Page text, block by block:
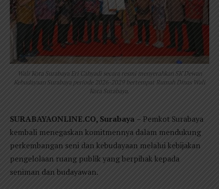
Wali Kota Surabaya Eri Cahyadi secara resmi menyerahkan SK Dewan
Kebudayaan Surabaya periode 2026-2029 bertempat Rumah Dinas Wali
Kota Surabaya.
SURABAYAONLINE.CO, Surabaya – Pemkot Surabaya
kembali menegaskan komitmennya dalam mendukung
perkembangan seni dan kebudayaan melalui kebijakan
pengelolaan ruang publik yang berpihak kepada
seniman dan budayawan.